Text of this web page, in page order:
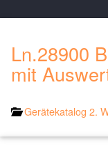
Ln.28900
mit
Gerätekatalog 2.